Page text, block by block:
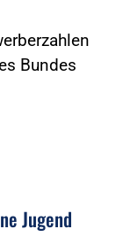
Bundes
Jugend